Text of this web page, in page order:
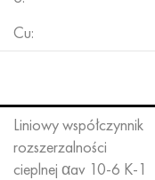
Cu:
Liniowy współczynnik
rozszerzalności
cieplnej αav 10-6 K-1